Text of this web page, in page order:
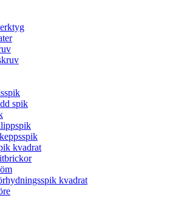
spik
kvadrat
kvadrat